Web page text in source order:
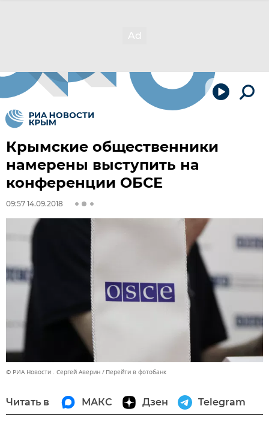
Крымские общественники
намерены выступить на
конференции ОБСЕ
09:57 14.09.2018
© РИА Новости . Сергей Аверин Перейти в фотобанк
Читать в МАКС Дзен Telegram